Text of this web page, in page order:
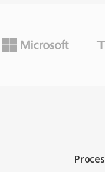
para la
con codificación
real a la
también incluye
y control
códecs rivales